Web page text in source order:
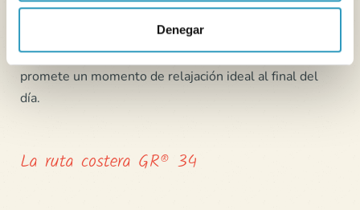
Denegar
admirar los colores de la puesta de sol sobre el
océano. Entre arena fina, luz dorada y un horizonte
despejado, este recóndito rincón del sur de Finisterre
promete un momento de relajación ideal al final del
día.
La ruta costera GR® 34